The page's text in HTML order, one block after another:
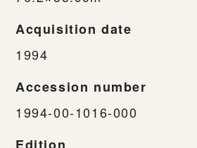
Acquisition date
1994
Accession number
1994-00-1016-000
Edition